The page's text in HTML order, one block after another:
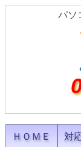
パソ
ＨＯＭＥ 対